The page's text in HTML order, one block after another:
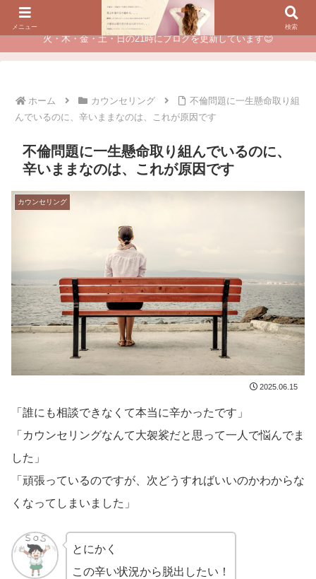
夫に不倫されたつらい経験が、あなたのチャンスに変わるカウンセリング
火・木・金・土・日の21時にブログを更新しています😊
ホーム カウンセリング
不倫問題に一生懸命取り組
んでいるのに、辛いままなのは、これが原因です
不倫問題に一生懸命取り組んでいるのに、
辛いままなのは、これが原因です
カウンセリング
2025.06.15
「誰にも相談できなくて本当に辛かったです」
「カウンセリングなんて大袈裟だと思って一人で悩んでま
した」
「頑張っているのですが、次どうすればいいのかわからな
くなってしまいました」
とにかく
この辛い状況から脱出したい！
メニュー 検索